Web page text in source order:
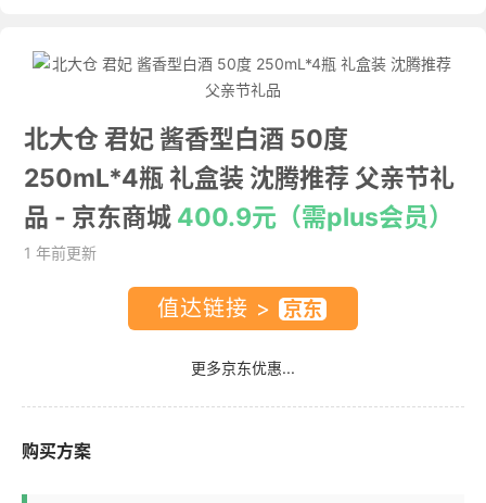
北大仓 君妃 酱香型白酒 50度
250mL*4瓶 礼盒装 沈腾推荐 父亲节礼
品 - 京东商城 400.9元（需plus会员）
1 年前更新
值达链接 >
更多京东优惠...
购买方案